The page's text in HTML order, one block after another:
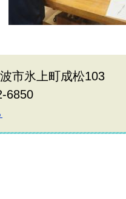
市氷上町成松103
6850